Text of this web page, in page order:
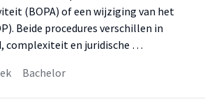
(BOPA) of een wijziging van het
Beide procedures verschillen in
complexiteit en juridische …
Bachelor